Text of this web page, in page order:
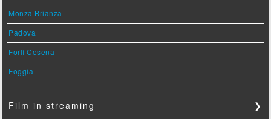
Monza Brianza
Padova
Forlì Cesena
Foggia
Film in streaming ❯